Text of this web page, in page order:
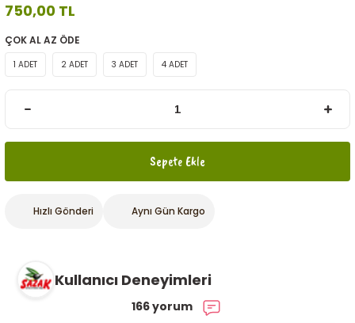
750,00 TL
ÇOK AL AZ ÖDE
1 ADET 2 ADET 3 ADET 4 ADET
Sepete Ekle
Hızlı Gönderi Aynı Gün Kargo
Kullanıcı Deneyimleri
166 yorum